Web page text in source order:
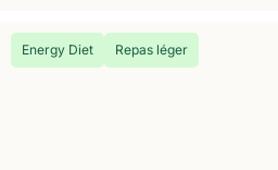
Energy Diet Repas léger